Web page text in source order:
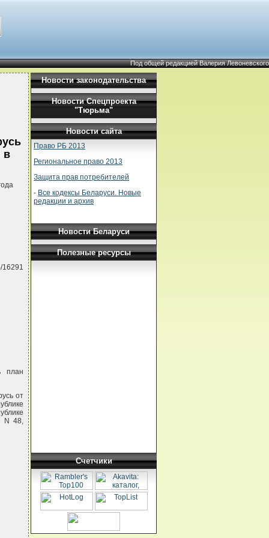
Под общей редакцией Валерия Левоневского
в
16291
план
от
N 48,
Новости законодательства
Новости Спецпроекта
"Тюрьма"
Новости сайта
Право РБ 2013
Региональное право 2013
Защита прав потребителей
- Все кодексы Беларуси. Новые
редакции и архив
Новости Беларуси
Полезные ресурсы
Счетчики